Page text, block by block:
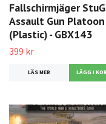
Fallschirmjäger StuG
Assault Gun Platoon
(Plastic) - GBX143
399 kr
LÄS MER